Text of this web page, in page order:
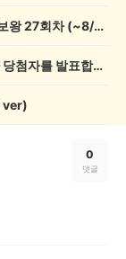
💸 전원 2,000캐시 지급! 우리 동네 정보왕 27회차 (~8/10)
💰[당첨자 발표] 우리 동네 썰전 12회차 당첨자를 발표합니다!
ver)
0
댓글